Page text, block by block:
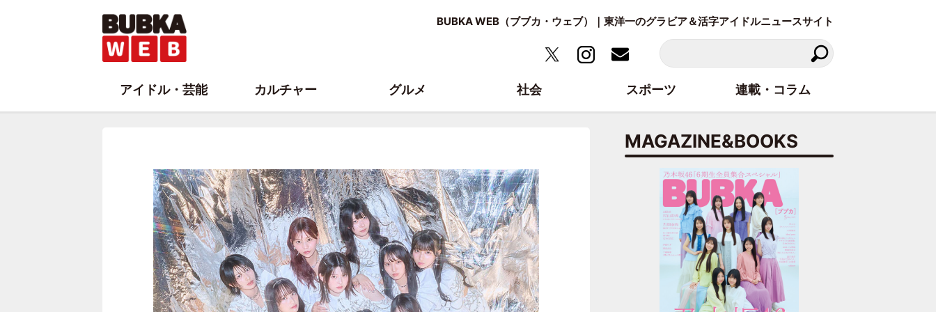
BUBKA WEB（ブブカ・ウェブ）｜東洋一のグラビア＆活字アイドルニュースサイト
MAGAZINE&BOOKS
アイドル・芸能 カルチャー グルメ 社会 スポーツ 連載・コラム